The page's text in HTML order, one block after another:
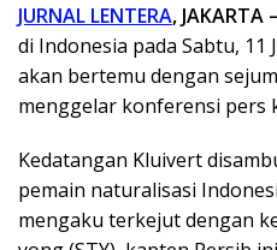
JURNAL LENTERA, JAKARTA –
di Indonesia pada Sabtu, 11
akan bertemu dengan
menggelar konferensi pers
Kedatangan Kluivert
pemain naturalisasi
mengaku terkejut dengan